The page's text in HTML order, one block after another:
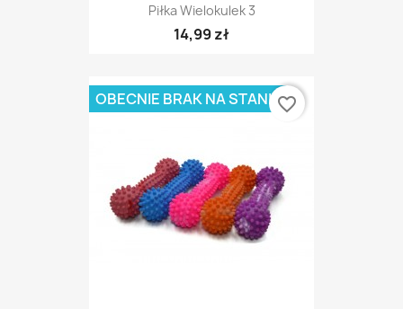
Piłka Wielokulek 3
14,99 zł
OBECNIE BRAK NA STANIEfavorite_border